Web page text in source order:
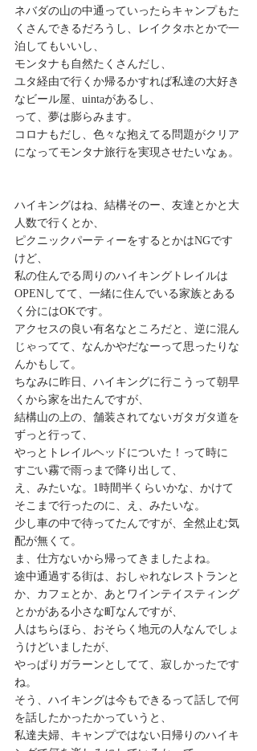
ネバダの山の中通っていったらキャンプもた
くさんできるだろうし、レイクタホとかで一
泊してもいいし、
モンタナも自然たくさんだし、
ユタ経由で行くか帰るかすれば私達の大好き
なビール屋、uintaがあるし、
って、夢は膨らみます。
コロナもだし、色々な抱えてる問題がクリア
になってモンタナ旅行を実現させたいなぁ。
ハイキングはね、結構そのー、友達とかと大
人数で行くとか、
ピクニックパーティーをするとかはNGです
けど、
私の住んでる周りのハイキングトレイルは
OPENしてて、一緒に住んでいる家族とある
く分にはOKです。
アクセスの良い有名なところだと、逆に混ん
じゃってて、なんかやだなーって思ったりな
んかもして。
ちなみに昨日、ハイキングに行こうって朝早
くから家を出たんですが、
結構山の上の、舗装されてないガタガタ道を
ずっと行って、
やっとトレイルヘッドについた！って時に
すごい霧で雨っまで降り出して、
え、みたいな。1時間半くらいかな、かけて
そこまで行ったのに、え、みたいな。
少し車の中で待ってたんですが、全然止む気
配が無くて。
ま、仕方ないから帰ってきましたよね。
途中通過する街は、おしゃれなレストランと
か、カフェとか、あとワインテイスティング
とかがある小さな町なんですが、
人はちらほら、おそらく地元の人なんでしょ
うけどいましたが、
やっぱりガラーンとしてて、寂しかったです
ね。
そう、ハイキングは今もできるって話しで何
を話したかったかっていうと、
私達夫婦、キャンプではない日帰りのハイキ